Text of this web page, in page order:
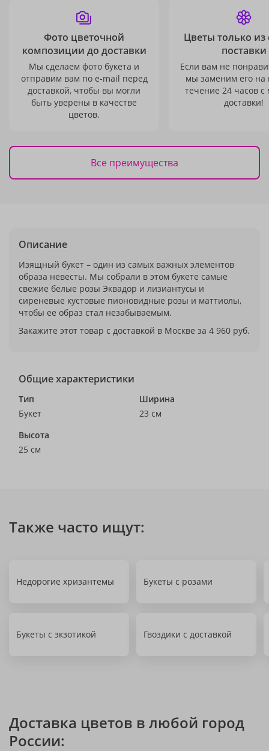
Фото цветочной
композиции до доставки
Мы сделаем фото букета и
отправим вам по e-mail перед
доставкой, чтобы вы могли
быть уверены в качестве
цветов.
Цветы только из
поставки
Если вам не
мы заменим его на
течение 24 часов с
доставки!
Все преимущества
Описание
Изящный букет – один из самых важных элементов
образа невесты. Мы собрали в этом букете самые
свежие белые розы Эквадор и лизиантусы и
сиреневые кустовые пионовидные розы и маттиолы,
чтобы ее образ стал незабываемым.
Закажите этот товар с доставкой в Москве за 4 960 руб.
Общие характеристики
Тип
Букет
Ширина
23 см
Высота
25 см
Также часто ищут:
Недорогие хризантемы Букеты с розами
Букеты с экзотикой Гвоздики с доставкой
Доставка цветов в любой город
России: